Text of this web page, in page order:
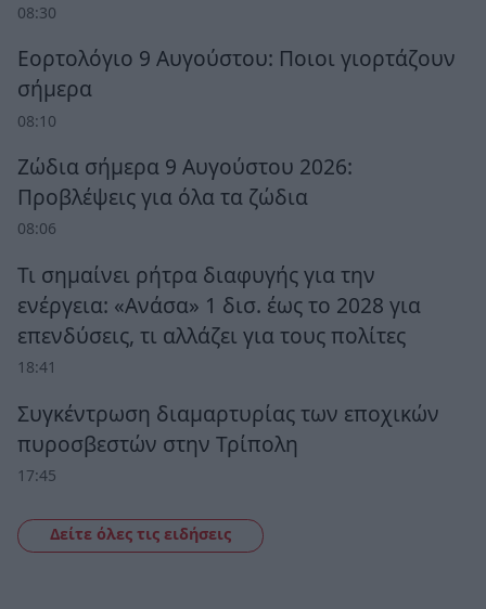
08:30
Εορτολόγιο 9 Αυγούστου: Ποιοι γιορτάζουν
σήμερα
08:10
Ζώδια σήμερα 9 Αυγούστου 2026:
Προβλέψεις για όλα τα ζώδια
08:06
Τι σημαίνει ρήτρα διαφυγής για την
ενέργεια: «Ανάσα» 1 δισ. έως το 2028 για
επενδύσεις, τι αλλάζει για τους πολίτες
18:41
Συγκέντρωση διαμαρτυρίας των εποχικών
πυροσβεστών στην Τρίπολη
17:45
Δείτε όλες τις ειδήσεις